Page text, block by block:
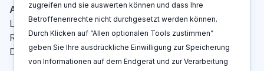
Aktionen
Log In
Registrieren
Demo buchen
zugreifen und sie auswerten können und dass Ihre
Betroffenenrechte nicht durchgesetzt werden können.
Durch Klicken auf “Allen optionalen Tools zustimmen”
geben Sie Ihre ausdrückliche Einwilligung zur Speicherung
von Informationen auf dem Endgerät und zur Verarbeitung